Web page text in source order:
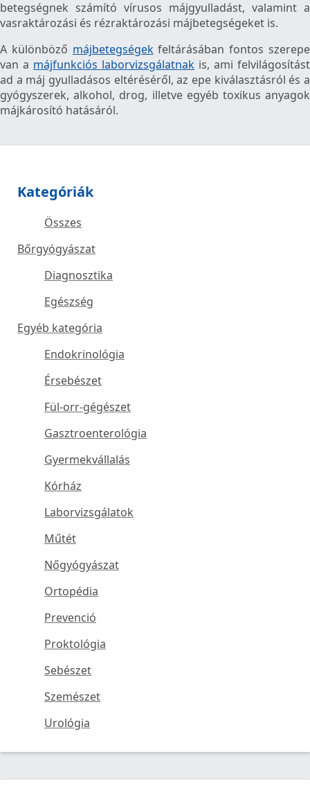
betegségnek számító vírusos májgyulladást, valamint a
vasraktározási és rézraktározási májbetegségeket is.
A különböző májbetegségekfeltárásában fontos szerepe
van a májfunkciós laborvizsgálatnak is, ami felvilágosítást
ad a máj gyulladásos eltéréséről, az epe kiválasztásról és a
gyógyszerek, alkohol, drog, illetve egyéb toxikus anyagok
májkárosító hatásáról.
Kategóriák
Összes
Bőrgyógyászat
Diagnosztika
Egészség
Egyéb kategória
Endokrinológia
Érsebészet
Fül-orr-gégészet
Gasztroenterológia
Gyermekvállalás
Kórház
Laborvizsgálatok
Műtét
Nőgyógyászat
Ortopédia
Prevenció
Proktológia
Sebészet
Szemészet
Urológia